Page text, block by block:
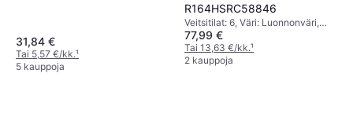
31,84 €
Tai 5,57 €/kk.¹
5 kauppoja
R164HSRC58846
Veitsitilat: 6, Väri: Luonnonväri,
Musta
77,99 €
Tai 13,63 €/kk.¹
2 kauppoja